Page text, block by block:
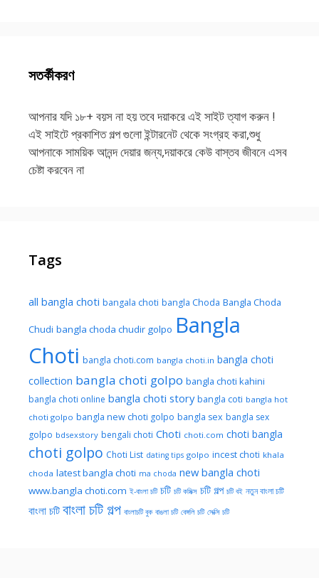
সতর্কীকরণ
আপনার যদি ১৮+ বয়স না হয় তবে দয়াকরে এই সাইট ত্যাগ করুন !
এই সাইটে প্রকাশিত গল্প গুলো ইন্টারনেট থেকে সংগ্রহ করা,শুধু
আপনাকে সাময়িক আনন্দ দেয়ার জন্য,দয়াকরে কেউ বাস্তব জীবনে এসব
চেষ্টা করবেন না
Tags
all bangla choti bangala choti bangla Choda Bangla Choda
Chudi bangla choda chudir golpo Bangla
Choti bangla choti.com bangla choti.in bangla choti
collection bangla choti golpo bangla choti kahini
bangla choti online bangla choti story bangla coti bangla hot
choti golpo bangla new choti golpo bangla sex bangla sex
golpo bdsexstory bengali choti Choti choti.com choti bangla
choti golpo Choti List dating tips golpo incest choti khala
choda latest bangla choti ma choda new bangla choti
www.bangla choti.com ই-বাংলা চটি চটি চটি কমিক্স চটি গল্প চটি বই নতুন বাংলা চটি
বাংলা চটি বাংলা চটি গল্প বাংলাচটি বুক বাঙলা চটি বেঙ্গলি চটি সেক্সি চটি